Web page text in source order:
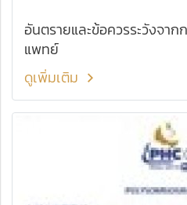
อันตรายและข้อควรระวังจาก
แพทย์
ดูเพิ่มเติม